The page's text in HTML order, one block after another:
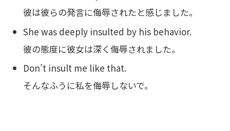
彼は彼らの発言に侮辱されたと感じました。
She was deeply insulted by his behavior.
彼の態度に彼女は深く侮辱されました。
Don’t insult me like that.
そんなふうに私を侮辱しないで。